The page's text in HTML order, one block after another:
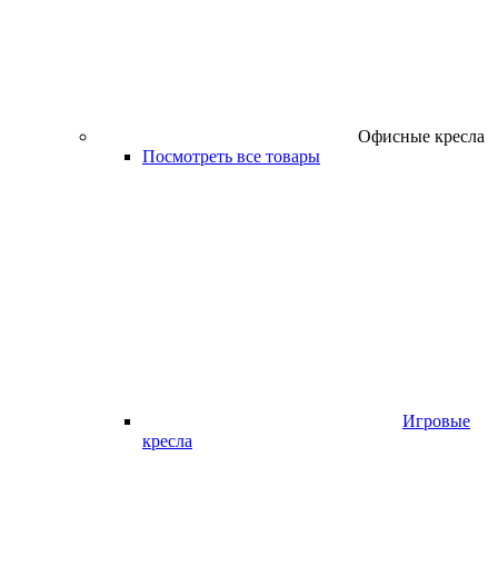
Офисные кресла
Посмотреть все товары
Игровые
кресла